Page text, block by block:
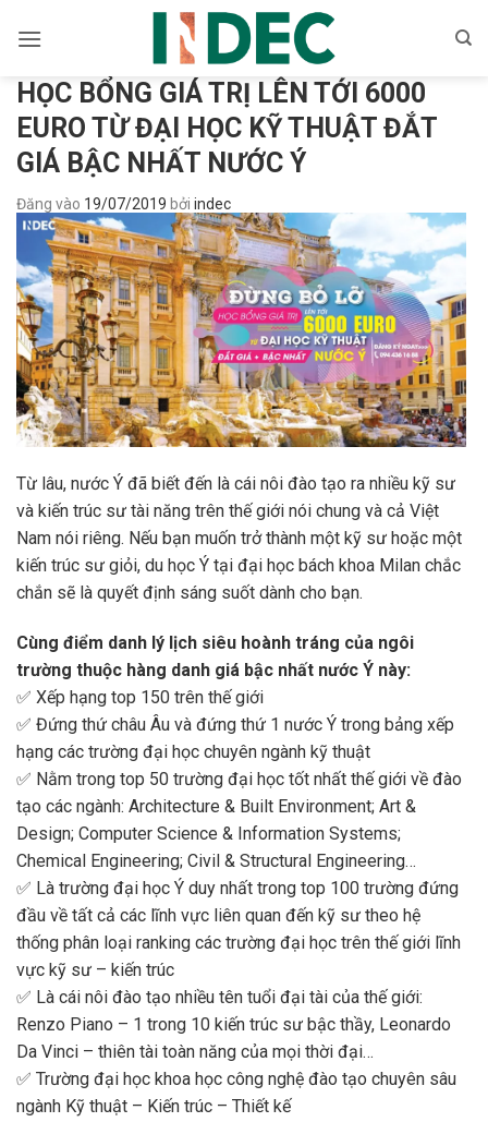
qua
dungHỌC BỔNG GIÁ TRỊ LÊN TỚI 6000
EURO TỪ ĐẠI HỌC KỸ THUẬT ĐẮT
GIÁ BẬC NHẤT NƯỚC Ý
Đăng vào 19/07/2019 bởi indec
Từ lâu, nước Ý đã biết đến là cái nôi đào tạo ra nhiều kỹ sư
và kiến trúc sư tài năng trên thế giới nói chung và cả Việt
Nam nói riêng. Nếu bạn muốn trở thành một kỹ sư hoặc một
kiến trúc sư giỏi, du học Ý tại đại học bách khoa Milan chắc
chắn sẽ là quyết định sáng suốt dành cho bạn.
Cùng điểm danh lý lịch siêu hoành tráng của ngôi
trường thuộc hàng danh giá bậc nhất nước Ý này:
✅ Xếp hạng top 150 trên thế giới
✅ Đứng thứ châu Âu và đứng thứ 1 nước Ý trong bảng xếp
hạng các trường đại học chuyên ngành kỹ thuật
✅ Nằm trong top 50 trường đại học tốt nhất thế giới về đào
tạo các ngành: Architecture & Built Environment; Art &
Design; Computer Science & Information Systems;
Chemical Engineering; Civil & Structural Engineering…
✅ Là trường đại học Ý duy nhất trong top 100 trường đứng
đầu về tất cả các lĩnh vực liên quan đến kỹ sư theo hệ
thống phân loại ranking các trường đại học trên thế giới lĩnh
vực kỹ sư – kiến trúc
✅ Là cái nôi đào tạo nhiều tên tuổi đại tài của thế giới:
Renzo Piano – 1 trong 10 kiến trúc sư bậc thầy, Leonardo
Da Vinci – thiên tài toàn năng của mọi thời đại…
✅ Trường đại học khoa học công nghệ đào tạo chuyên sâu
ngành Kỹ thuật – Kiến trúc – Thiết kế